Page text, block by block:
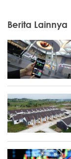
Berita Lainnya